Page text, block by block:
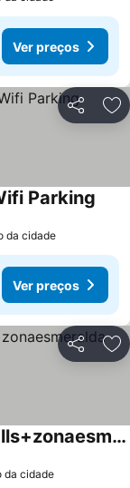
Ver preços
Partilhar
Parking
da cidade
Ver preços
Partilhar
Casa Mexicana; Seguridad+malls+zonaesmeralda
da cidade